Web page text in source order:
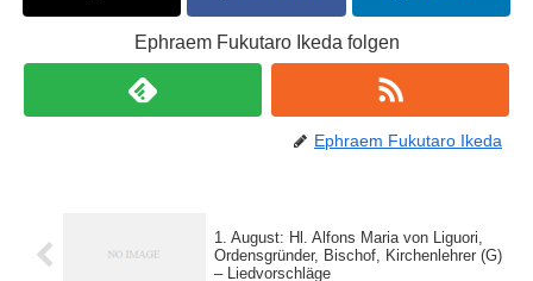
Ephraem Fukutaro Ikeda folgen
Ephraem Fukutaro Ikeda
1. August: Hl. Alfons Maria von Liguori,
Ordensgründer, Bischof, Kirchenlehrer (G)
– Liedvorschläge